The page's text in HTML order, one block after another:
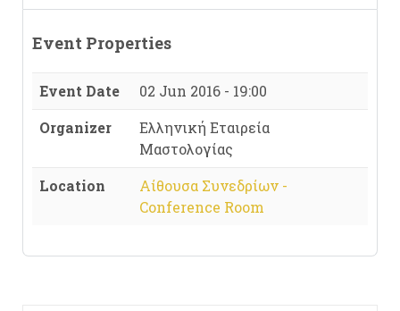
Event Properties
Event Date
02 Jun 2016 - 19:00
Organizer
Ελληνική Εταιρεία
Μαστολογίας
Location
Αίθουσα Συνεδρίων -
Conference Room